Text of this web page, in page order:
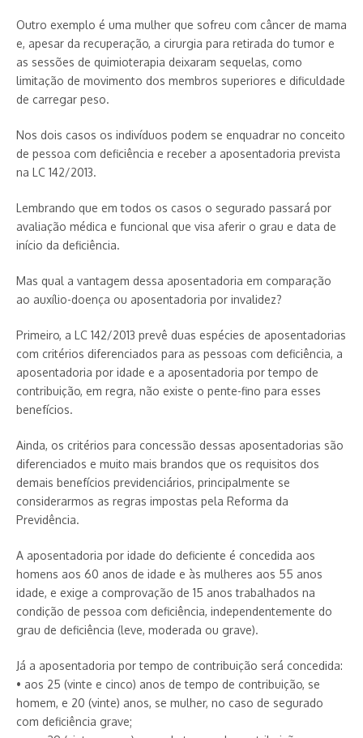
Outro exemplo é uma mulher que sofreu com câncer de mama
e, apesar da recuperação, a cirurgia para retirada do tumor e
as sessões de quimioterapia deixaram sequelas, como
limitação de movimento dos membros superiores e dificuldade
de carregar peso.
Nos dois casos os indivíduos podem se enquadrar no conceito
de pessoa com deficiência e receber a aposentadoria prevista
na LC 142/2013.
Lembrando que em todos os casos o segurado passará por
avaliação médica e funcional que visa aferir o grau e data de
início da deficiência.
Mas qual a vantagem dessa aposentadoria em comparação
ao auxílio-doença ou aposentadoria por invalidez?
Primeiro, a LC 142/2013 prevê duas espécies de aposentadorias
com critérios diferenciados para as pessoas com deficiência, a
aposentadoria por idade e a aposentadoria por tempo de
contribuição, em regra, não existe o pente-fino para esses
benefícios.
Ainda, os critérios para concessão dessas aposentadorias são
diferenciados e muito mais brandos que os requisitos dos
demais benefícios previdenciários, principalmente se
considerarmos as regras impostas pela Reforma da
Previdência.
A aposentadoria por idade do deficiente é concedida aos
homens aos 60 anos de idade e às mulheres aos 55 anos
idade, e exige a comprovação de 15 anos trabalhados na
condição de pessoa com deficiência, independentemente do
grau de deficiência (leve, moderada ou grave).
Já a aposentadoria por tempo de contribuição será concedida:
• aos 25 (vinte e cinco) anos de tempo de contribuição, se
homem, e 20 (vinte) anos, se mulher, no caso de segurado
com deficiência grave;